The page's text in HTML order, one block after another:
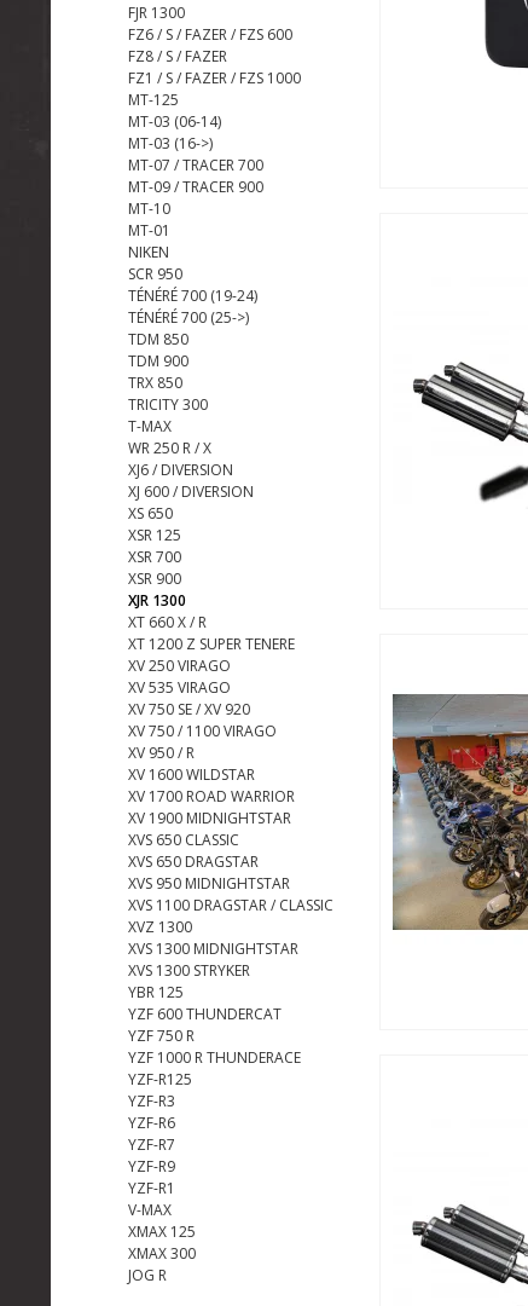
FJR 1300
FZ6 / S / FAZER / FZS 600
FZ8 / S / FAZER
FZ1 / S / FAZER / FZS 1000
MT-125
MT-03 (06-14)
MT-03 (16->)
MT-07 / TRACER 700
MT-09 / TRACER 900
MT-10
MT-01
NIKEN
SCR 950
TÉNÉRÉ 700 (19-24)
TÉNÉRÉ 700 (25->)
TDM 850
TDM 900
TRX 850
TRICITY 300
T-MAX
WR 250 R / X
XJ6 / DIVERSION
XJ 600 / DIVERSION
XS 650
XSR 125
XSR 700
XSR 900
XJR 1300
XT 660 X / R
XT 1200 Z SUPER TENERE
XV 250 VIRAGO
XV 535 VIRAGO
XV 750 SE / XV 920
XV 750 / 1100 VIRAGO
XV 950 / R
XV 1600 WILDSTAR
XV 1700 ROAD WARRIOR
XV 1900 MIDNIGHTSTAR
XVS 650 CLASSIC
XVS 650 DRAGSTAR
XVS 950 MIDNIGHTSTAR
XVS 1100 DRAGSTAR / CLASSIC
XVZ 1300
XVS 1300 MIDNIGHTSTAR
XVS 1300 STRYKER
YBR 125
YZF 600 THUNDERCAT
YZF 750 R
YZF 1000 R THUNDERACE
YZF-R125
YZF-R3
YZF-R6
YZF-R7
YZF-R9
YZF-R1
V-MAX
XMAX 125
XMAX 300
JOG R